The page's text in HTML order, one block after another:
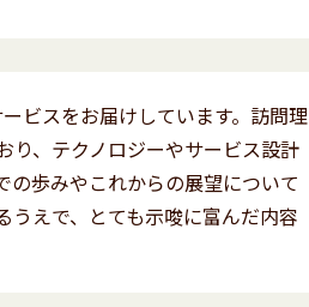
ビスをお届けしています。訪問理
り、テクノロジーやサービス設計
歩みやこれからの展望について
うえで、とても示唆に富んだ内容